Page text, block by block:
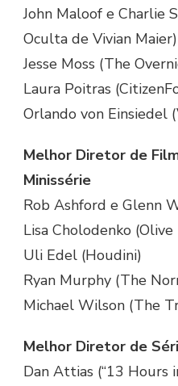
John Maloof e Charlie
Oculta de Vivian Maier)
Jesse Moss (The
Laura Poitras
Orlando von Einsiedel
Melhor Diretor de
Minissérie
Rob Ashford e Glenn
Lisa Cholodenko
Uli Edel (Houdini)
Ryan Murphy (The
Michael Wilson (The
Melhor Diretor de
Dan Attias (“13 Hours